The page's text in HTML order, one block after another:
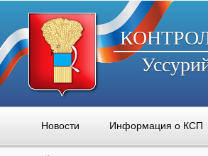
Новости Информация о КСП